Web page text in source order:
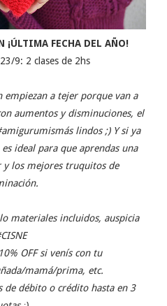
¡ÚLTIMA FECHA DEL AÑO!
9: 2 clases de 2hs
empiezan a tejer porque van a
aumentos y disminuciones, el
lindos ;) Y si ya
ideal para que aprendas una
y los mejores truquitos de
materiales incluidos, auspicia
OFF si venís con tu
mamá/prima, etc.
de débito o crédito hasta en 3